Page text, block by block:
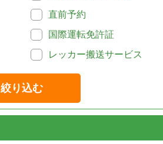
直前予約
国際運転免許証
レッカー搬送サービス
絞り込む